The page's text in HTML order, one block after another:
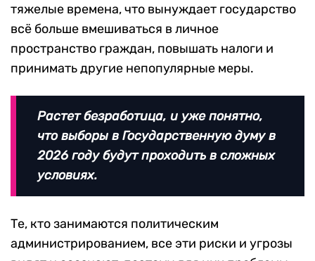
тяжелые времена, что вынуждает государство
всё больше вмешиваться в личное
пространство граждан, повышать налоги и
принимать другие непопулярные меры.
Растет безработица, и уже понятно,
что выборы в Государственную думу в
2026 году будут проходить в сложных
условиях.
Те, кто занимаются политическим
администрированием, все эти риски и угрозы